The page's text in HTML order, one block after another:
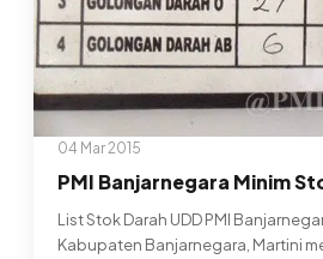
04 Mar 2015
PMI Banjarnegara Minim
List Stok Darah UDD PMI
Kabupaten Banjarnegara, Martini